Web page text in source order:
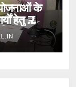
के
हेतु ₹